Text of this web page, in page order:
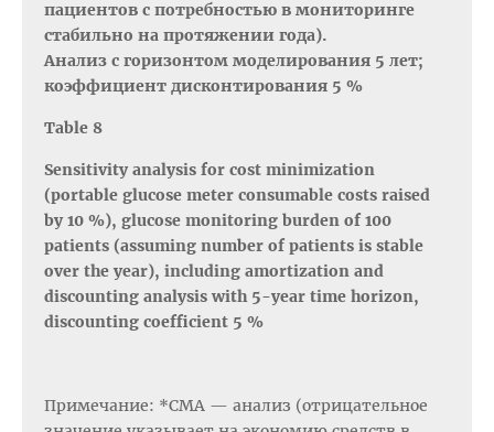
пациентов с потребностью в мониторинге
стабильно на протяжении года).
Анализ с горизонтом моделирования 5 лет;
коэффициент дисконтирования 5 %
Table 8
Sensitivity analysis for cost minimization
(portable glucose meter consumable costs raised
by 10 %), glucose monitoring burden of 100
patients (assuming number of patients is stable
over the year), including amortization and
discounting analysis with 5-year time horizon,
discounting coefficient 5 %
Примечание: *СМА — анализ (отрицательное